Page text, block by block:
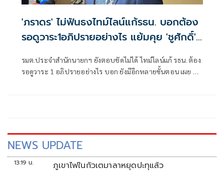
'ภราดร' ไม่ฟันธงไทม์ไลน์แก้รธน. บอกต้อง
รอดูวาระ1อภิปรายอย่างไร แย้มคุย 'ชูศักดิ์'
รมต.ประจำสำนักนายกฯ ยังตอบชัดไม่ได้ ไทม์ไลน์แก้ รธน. ต้อง
รอดูวาระ 1 อภิปรายอย่างไร บอก ยังมีอีกหลายขั้นตอน เผย คุย
NEWS UPDATE
13:19 น. ภูเขาไฟในกัวเตมาลาหยุดปะทุแล้ว